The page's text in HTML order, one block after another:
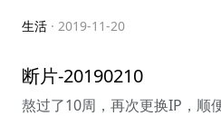
生活 · 2019-11-20
断片-20190210
熬过了10周，再次更换IP，顺